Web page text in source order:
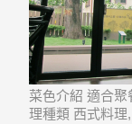
菜色介紹 適合
理種類 西式料理